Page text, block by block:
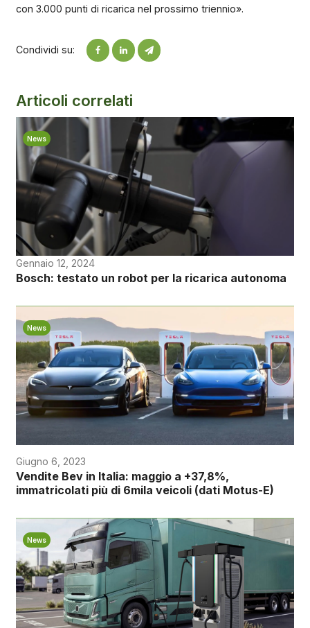
con 3.000 punti di ricarica nel prossimo triennio».
Condividi su:
Articoli correlati
News
Gennaio 12, 2024
Bosch: testato un robot per la ricarica autonoma
News
Giugno 6, 2023
Vendite Bev in Italia: maggio a +37,8%,
immatricolati più di 6mila veicoli (dati Motus-E)
News